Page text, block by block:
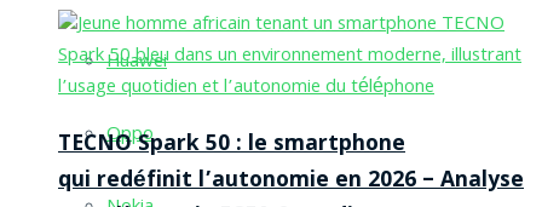
Huawei
Oppo
TECNO Spark 50 : le smartphone
qui redéfinit l’autonomie en 2026 – Analyse